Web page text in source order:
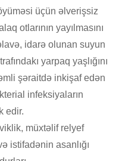
üçün əlverişsiz
otlarının yayılmasını
idarə olunan suyun
yarpaq yaşlığını
şəraitdə inkişaf edən
infeksiyaların
edir.
müxtəlif relyef
istifadənin asanlığı